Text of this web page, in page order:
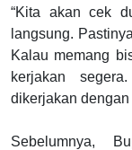
“Kita akan cek
langsung.
Kalau memang
kerjakan
dikerjakan dengan
Sebelumnya,